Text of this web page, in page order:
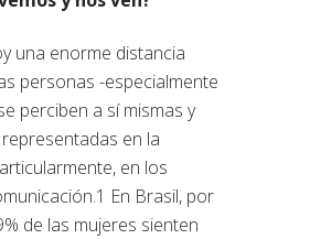
una enorme distancia
personas -especialmente
perciben a sí mismas y
en la
en los
En Brasil, por
de las mujeres sienten